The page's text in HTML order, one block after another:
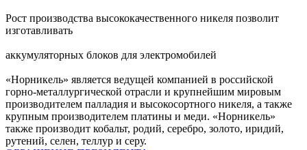
Рост производства высококачественного никеля позволит
изготавливать
аккумуляторных блоков для электромобилей
«Норникель» является ведущей компанией в российской
горно-металлургической отрасли и крупнейшим мировым
производителем палладия и высокосортного никеля, а также
крупным производителем платины и меди. «Норникель»
также производит кобальт, родий, серебро, золото, иридий,
рутений, селен, теллур и серу.